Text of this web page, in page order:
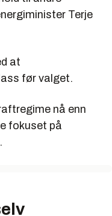
Terje
at
før valget.
nå enn
fokuset på